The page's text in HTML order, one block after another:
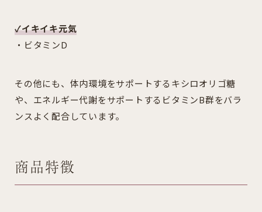
✓イキイキ元気
・ビタミンD
その他にも、体内環境をサポートするキシロオリゴ糖
や、エネルギー代謝をサポートするビタミンB群をバラ
ンスよく配合しています。
商品特徴